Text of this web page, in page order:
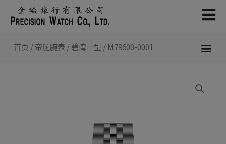
首页 /帝舵腕表 /碧湾一型 / M79600-0001